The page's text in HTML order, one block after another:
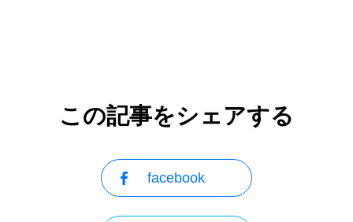
この記事をシェアする
facebook